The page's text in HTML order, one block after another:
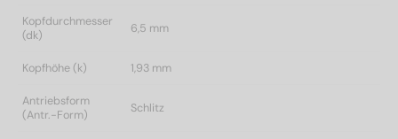
Kopfdurchmesser
(dk)
6,5 mm
Kopfhöhe (k) 1,93 mm
Antriebsform
(Antr.-Form)
Schlitz